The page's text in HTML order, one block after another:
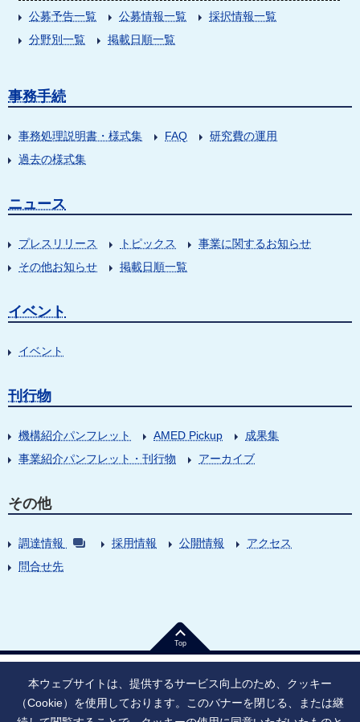
公募予告一覧
公募情報一覧
採択情報一覧
分野別一覧
掲載日順一覧
事務手続
事務処理説明書・様式集 FAQ
研究費の運用
過去の様式集
ニュース
プレスリリース トピックス
事業に関するお知らせ
その他お知らせ
掲載日順一覧
イベント
イベント
刊行物
機構紹介パンフレット AMED Pickup
成果集
事業紹介パンフレット・刊行物
アーカイブ
その他
調達情報 採用情報 公開情報
アクセス
問合せ先
Top
本ウェブサイトは、提供するサービス向上のため、クッキー
（Cookie）を使用しております。このバナーを閉じる、または継